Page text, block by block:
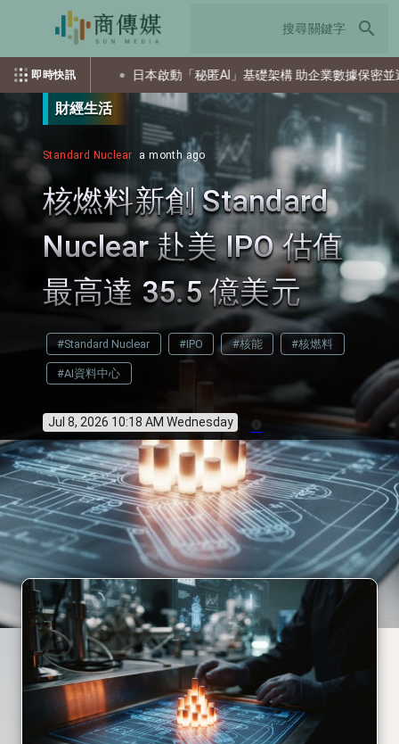
search
即時快訊
攻擊 日本啟動「秘匿AI」基礎架構 助企業數據保密並運用AI
財經生活
Standard Nuclear a month ago
核燃料新創 Standard
Nuclear 赴美 IPO 估值
最高達 35.5 億美元
#Standard Nuclear #IPO #核能 #核燃料
#AI資料中心
Jul 8, 2026 10:18 AM Wednesday info